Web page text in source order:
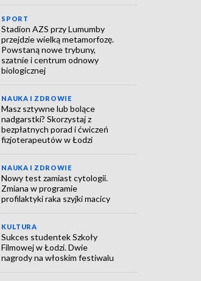
SPORT
Stadion AZS przy Lumumby
przejdzie wielką metamorfozę.
Powstaną nowe trybuny,
szatnie i centrum odnowy
biologicznej
NAUKA I ZDROWIE
Masz sztywne lub bolące
nadgarstki? Skorzystaj z
bezpłatnych porad i ćwiczeń
fizjoterapeutów w Łodzi
NAUKA I ZDROWIE
Nowy test zamiast cytologii.
Zmiana w programie
profilaktyki raka szyjki macicy
KULTURA
Sukces studentek Szkoły
Filmowej w Łodzi. Dwie
nagrody na włoskim festiwalu